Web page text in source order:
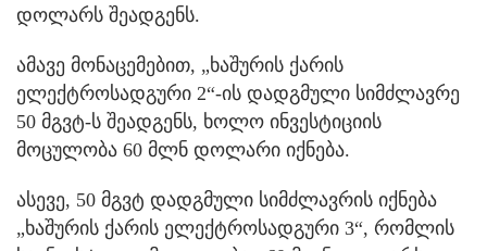
დოლარს შეადგენს.
ამავე მონაცემებით, „ხაშურის ქარის
ელექტროსადგური 2“-ის დადგმული სიმძლავრე
50 მგვტ-ს შეადგენს, ხოლო ინვესტიციის
მოცულობა 60 მლნ დოლარი იქნება.
ასევე, 50 მგვტ დადგმული სიმძლავრის იქნება
„ხაშურის ქარის ელექტროსადგური 3“, რომლის